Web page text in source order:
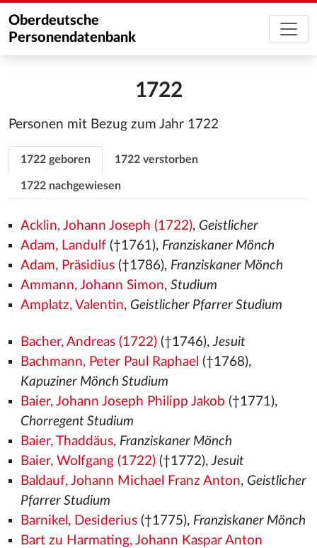
Oberdeutsche
Personendatenbank
1722
Personen mit Bezug zum Jahr 1722
1722 geboren 1722 verstorben
1722 nachgewiesen
Acklin, Johann Joseph (1722), Geistlicher
Adam, Landulf(†1761), Franziskaner Mönch
Adam, Präsidius(†1786), Franziskaner Mönch
Ammann, Johann Simon, Studium
Amplatz, Valentin, Geistlicher Pfarrer Studium
Bacher, Andreas (1722)(†1746),Jesuit
Bachmann, Peter Paul Raphael (†1768),
Kapuziner Mönch Studium
Baier, Johann Joseph Philipp Jakob (†1771),
Chorregent Studium
Baier, Thaddäus, Franziskaner Mönch
Baier, Wolfgang (1722)(†1772),Jesuit
Baldauf, Johann Michael Franz Anton, Geistlicher
Pfarrer Studium
Barnikel, Desiderius(†1775), Franziskaner Mönch
Bart zu Harmating, Johann Kaspar Anton